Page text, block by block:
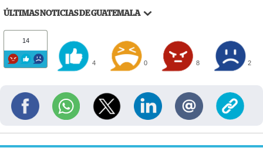
ÚLTIMAS NOTICIAS DE GUATEMALA
14
4 0 8 2